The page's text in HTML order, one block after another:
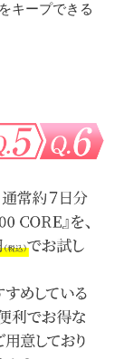
キープできる